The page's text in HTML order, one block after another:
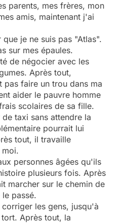
parents, mes frères, mon
amis, maintenant j'ai
je ne suis pas "Atlas".
sur mes épaules.
de négocier avec les
Après tout,
pas faire un trou dans ma
aider le pauvre homme
scolaires de sa fille.
taxi sans attendre la
pourrait lui
tout, il travaille
moi.
personnes âgées qu'ils
plusieurs fois. Après
marcher sur le chemin de
passé.
les gens, jusqu'à
Après tout, la